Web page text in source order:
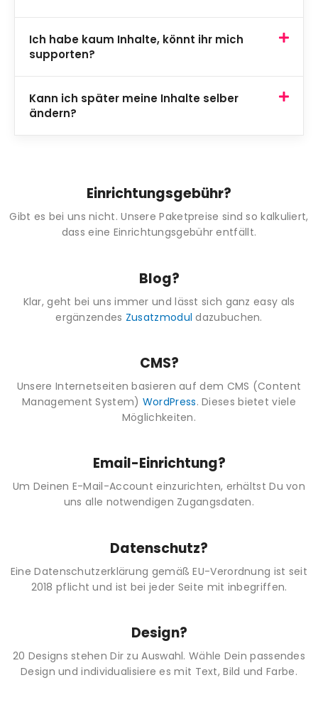
Ich habe kaum Inhalte, könnt ihr mich
supporten?
Kann ich später meine Inhalte selber
ändern?
Einrichtungsgebühr?
Gibt es bei uns nicht. Unsere Paketpreise sind so kalkuliert,
dass eine Einrichtungsgebühr entfällt.
Blog?
Klar, geht bei uns immer und lässt sich ganz easy als
ergänzendes Zusatzmodul dazubuchen.
CMS?
Unsere Internetseiten basieren auf dem CMS (Content
Management System) WordPress. Dieses bietet viele
Möglichkeiten.
Email-Einrichtung?
Um Deinen E-Mail-Account einzurichten, erhältst Du von
uns alle notwendigen Zugangsdaten.
Datenschutz?
Eine Datenschutzerklärung gemäß EU-Verordnung ist seit
2018 pflicht und ist bei jeder Seite mit inbegriffen.
Design?
20 Designs stehen Dir zu Auswahl. Wähle Dein passendes
Design und individualisiere es mit Text, Bild und Farbe.